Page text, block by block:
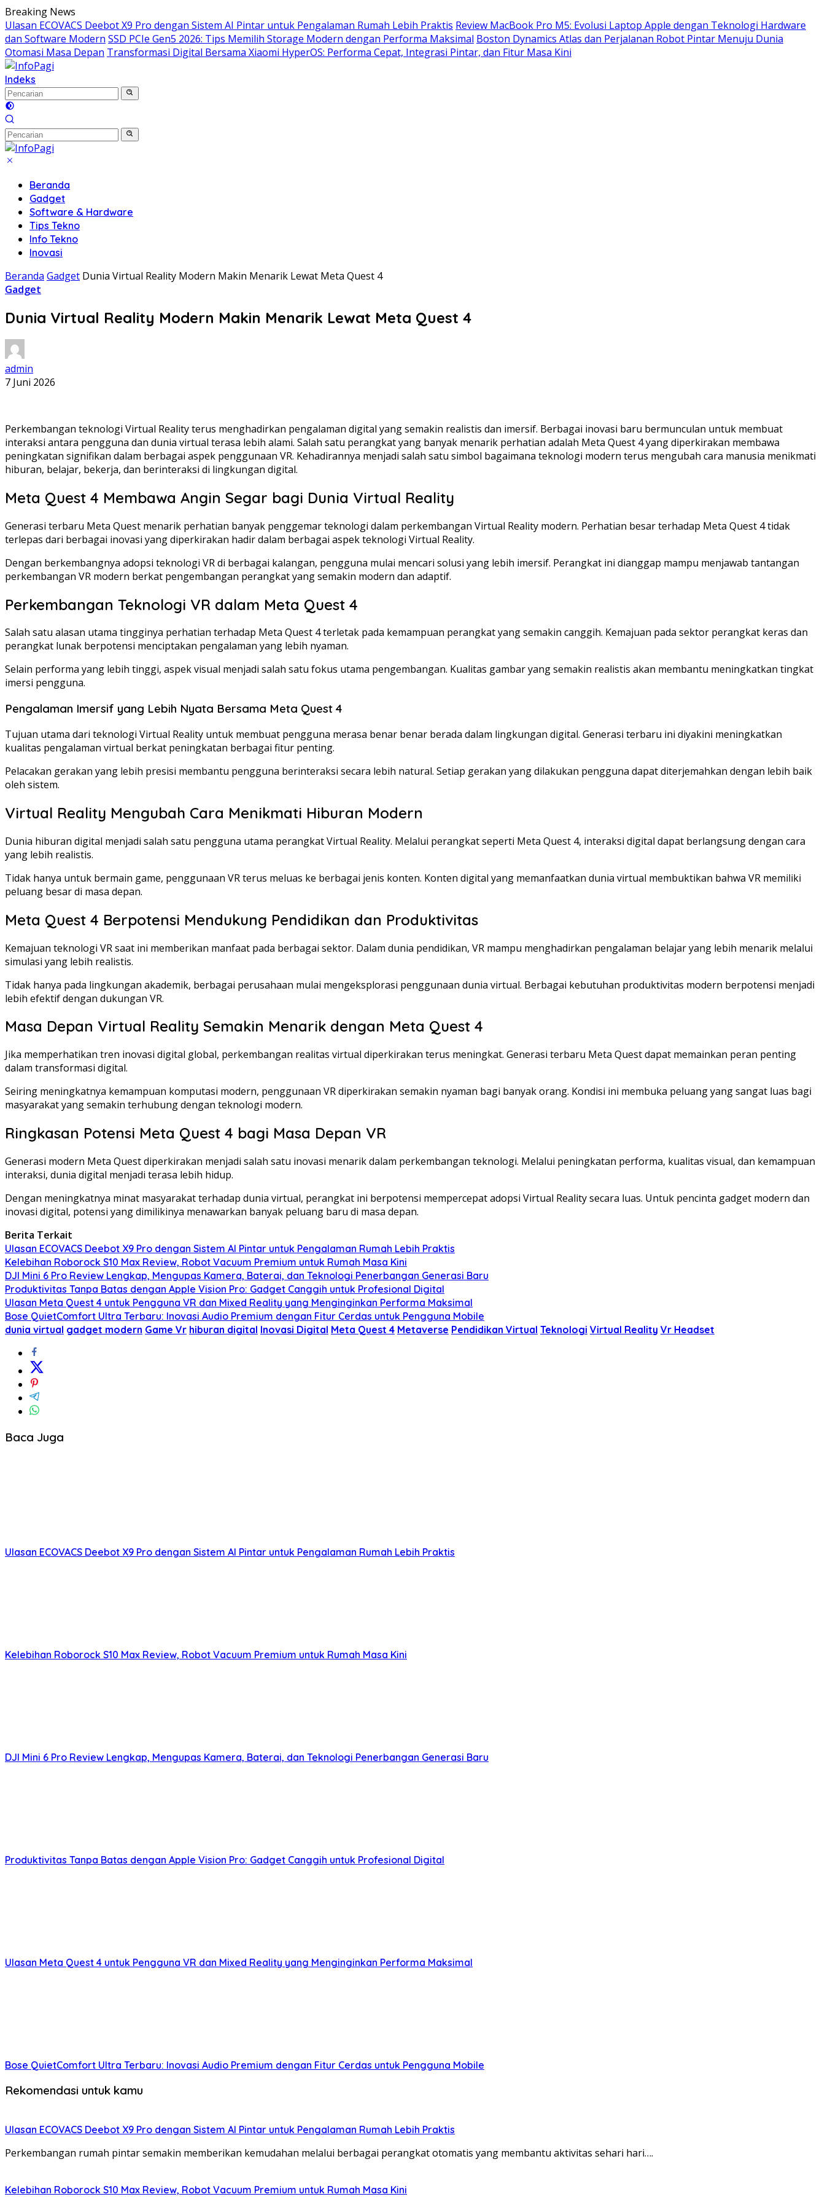
Langsung
ke
konten
Breaking News
Ulasan ECOVACS Deebot X9 Pro dengan Sistem AI Pintar untuk Pengalaman Rumah Lebih Praktis Review MacBook Pro M5: Evolusi Laptop Apple dengan Teknologi Hardware
dan Software Modern SSD PCIe Gen5 2026: Tips Memilih Storage Modern dengan Performa Maksimal Boston Dynamics Atlas dan Perjalanan Robot Pintar Menuju Dunia
Otomasi Masa Depan Transformasi Digital Bersama Xiaomi HyperOS: Performa Cepat, Integrasi Pintar, dan Fitur Masa Kini
Indeks
Beranda
Gadget
Software & Hardware
Tips Tekno
Info Tekno
Inovasi
Beranda Gadget Dunia Virtual Reality Modern Makin Menarik Lewat Meta Quest 4
Gadget
Dunia Virtual Reality Modern Makin Menarik Lewat Meta Quest 4
admin
7 Juni 2026
Perkembangan teknologi Virtual Reality terus menghadirkan pengalaman digital yang semakin realistis dan imersif. Berbagai inovasi baru bermunculan untuk membuat
interaksi antara pengguna dan dunia virtual terasa lebih alami. Salah satu perangkat yang banyak menarik perhatian adalah Meta Quest 4 yang diperkirakan membawa
peningkatan signifikan dalam berbagai aspek penggunaan VR. Kehadirannya menjadi salah satu simbol bagaimana teknologi modern terus mengubah cara manusia menikmati
hiburan, belajar, bekerja, dan berinteraksi di lingkungan digital.
Meta Quest 4 Membawa Angin Segar bagi Dunia Virtual Reality
Generasi terbaru Meta Quest menarik perhatian banyak penggemar teknologi dalam perkembangan Virtual Reality modern. Perhatian besar terhadap Meta Quest 4 tidak
terlepas dari berbagai inovasi yang diperkirakan hadir dalam berbagai aspek teknologi Virtual Reality.
Dengan berkembangnya adopsi teknologi VR di berbagai kalangan, pengguna mulai mencari solusi yang lebih imersif. Perangkat ini dianggap mampu menjawab tantangan
perkembangan VR modern berkat pengembangan perangkat yang semakin modern dan adaptif.
Perkembangan Teknologi VR dalam Meta Quest 4
Salah satu alasan utama tingginya perhatian terhadap Meta Quest 4 terletak pada kemampuan perangkat yang semakin canggih. Kemajuan pada sektor perangkat keras dan
perangkat lunak berpotensi menciptakan pengalaman yang lebih nyaman.
Selain performa yang lebih tinggi, aspek visual menjadi salah satu fokus utama pengembangan. Kualitas gambar yang semakin realistis akan membantu meningkatkan tingkat
imersi pengguna.
Pengalaman Imersif yang Lebih Nyata Bersama Meta Quest 4
Tujuan utama dari teknologi Virtual Reality untuk membuat pengguna merasa benar benar berada dalam lingkungan digital. Generasi terbaru ini diyakini meningkatkan
kualitas pengalaman virtual berkat peningkatan berbagai fitur penting.
Pelacakan gerakan yang lebih presisi membantu pengguna berinteraksi secara lebih natural. Setiap gerakan yang dilakukan pengguna dapat diterjemahkan dengan lebih baik
oleh sistem.
Virtual Reality Mengubah Cara Menikmati Hiburan Modern
Dunia hiburan digital menjadi salah satu pengguna utama perangkat Virtual Reality. Melalui perangkat seperti Meta Quest 4, interaksi digital dapat berlangsung dengan cara
yang lebih realistis.
Tidak hanya untuk bermain game, penggunaan VR terus meluas ke berbagai jenis konten. Konten digital yang memanfaatkan dunia virtual membuktikan bahwa VR memiliki
peluang besar di masa depan.
Meta Quest 4 Berpotensi Mendukung Pendidikan dan Produktivitas
Kemajuan teknologi VR saat ini memberikan manfaat pada berbagai sektor. Dalam dunia pendidikan, VR mampu menghadirkan pengalaman belajar yang lebih menarik melalui
simulasi yang lebih realistis.
Tidak hanya pada lingkungan akademik, berbagai perusahaan mulai mengeksplorasi penggunaan dunia virtual. Berbagai kebutuhan produktivitas modern berpotensi menjadi
lebih efektif dengan dukungan VR.
Masa Depan Virtual Reality Semakin Menarik dengan Meta Quest 4
Jika memperhatikan tren inovasi digital global, perkembangan realitas virtual diperkirakan terus meningkat. Generasi terbaru Meta Quest dapat memainkan peran penting
dalam transformasi digital.
Seiring meningkatnya kemampuan komputasi modern, penggunaan VR diperkirakan semakin nyaman bagi banyak orang. Kondisi ini membuka peluang yang sangat luas bagi
masyarakat yang semakin terhubung dengan teknologi modern.
Ringkasan Potensi Meta Quest 4 bagi Masa Depan VR
Generasi modern Meta Quest diperkirakan menjadi salah satu inovasi menarik dalam perkembangan teknologi. Melalui peningkatan performa, kualitas visual, dan kemampuan
interaksi, dunia digital menjadi terasa lebih hidup.
Dengan meningkatnya minat masyarakat terhadap dunia virtual, perangkat ini berpotensi mempercepat adopsi Virtual Reality secara luas. Untuk pencinta gadget modern dan
inovasi digital, potensi yang dimilikinya menawarkan banyak peluang baru di masa depan.
Berita Terkait
Ulasan ECOVACS Deebot X9 Pro dengan Sistem AI Pintar untuk Pengalaman Rumah Lebih Praktis
Kelebihan Roborock S10 Max Review, Robot Vacuum Premium untuk Rumah Masa Kini
DJI Mini 6 Pro Review Lengkap, Mengupas Kamera, Baterai, dan Teknologi Penerbangan Generasi Baru
Produktivitas Tanpa Batas dengan Apple Vision Pro: Gadget Canggih untuk Profesional Digital
Ulasan Meta Quest 4 untuk Pengguna VR dan Mixed Reality yang Menginginkan Performa Maksimal
Bose QuietComfort Ultra Terbaru: Inovasi Audio Premium dengan Fitur Cerdas untuk Pengguna Mobile
dunia virtual gadget modern Game Vr hiburan digital Inovasi Digital Meta Quest 4 Metaverse Pendidikan Virtual Teknologi Virtual Reality Vr Headset
Baca Juga
Ulasan ECOVACS Deebot X9 Pro dengan Sistem AI Pintar untuk Pengalaman Rumah Lebih Praktis
Kelebihan Roborock S10 Max Review, Robot Vacuum Premium untuk Rumah Masa Kini
DJI Mini 6 Pro Review Lengkap, Mengupas Kamera, Baterai, dan Teknologi Penerbangan Generasi Baru
Produktivitas Tanpa Batas dengan Apple Vision Pro: Gadget Canggih untuk Profesional Digital
Ulasan Meta Quest 4 untuk Pengguna VR dan Mixed Reality yang Menginginkan Performa Maksimal
Bose QuietComfort Ultra Terbaru: Inovasi Audio Premium dengan Fitur Cerdas untuk Pengguna Mobile
Rekomendasi untuk kamu
Ulasan ECOVACS Deebot X9 Pro dengan Sistem AI Pintar untuk Pengalaman Rumah Lebih Praktis
Perkembangan rumah pintar semakin memberikan kemudahan melalui berbagai perangkat otomatis yang membantu aktivitas sehari hari….
Kelebihan Roborock S10 Max Review, Robot Vacuum Premium untuk Rumah Masa Kini